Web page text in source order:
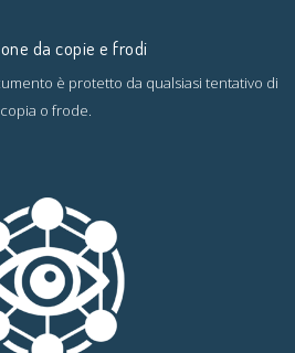
da copie e frodi
è protetto da qualsiasi tentativo di
copia o frode.